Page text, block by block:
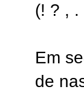
(! ? , .
Em
de